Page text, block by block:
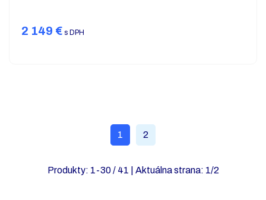
2 149 € s DPH
1 2
Produkty: 1-30/ 41 | Aktuálna strana: 1/2